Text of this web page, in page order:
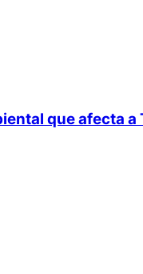
que afecta